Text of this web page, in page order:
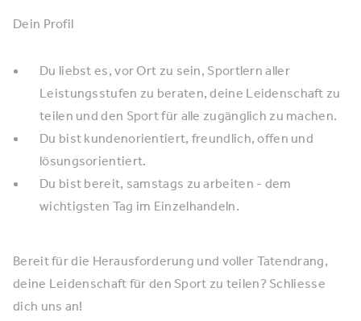
Dein Profil
Du liebst es, vor Ort zu sein, Sportlern aller
Leistungsstufen zu beraten, deine Leidenschaft zu
teilen und den Sport für alle zugänglich zu machen.
Du bist kundenorientiert, freundlich, offen und
lösungsorientiert.
Du bist bereit, samstags zu arbeiten - dem
wichtigsten Tag im Einzelhandeln.
Bereit für die Herausforderung und voller Tatendrang,
deine Leidenschaft für den Sport zu teilen? Schliesse
dich uns an!